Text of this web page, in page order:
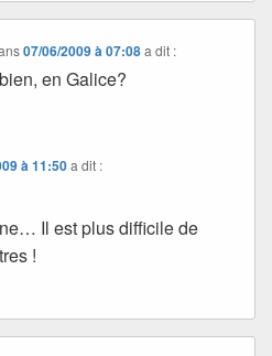
07/06/2009 à 07:08 a dit :
en Galice?
à 11:50a dit :
Il est plus difficile de
!